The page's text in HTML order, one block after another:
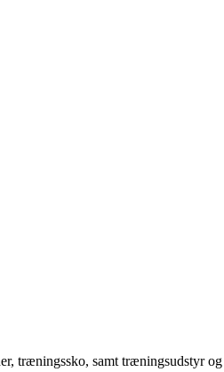
træningssko, samt træningsudstyr